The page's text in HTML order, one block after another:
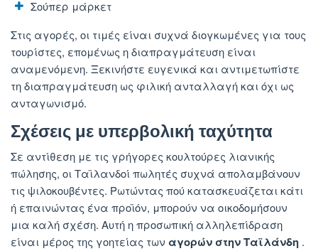
Σούπερ μάρκετ
Στις αγορές, οι τιμές είναι συχνά διογκωμένες για τους
τουρίστες, επομένως η διαπραγμάτευση είναι
αναμενόμενη. Ξεκινήστε ευγενικά και αντιμετωπίστε
τη διαπραγμάτευση ως φιλική ανταλλαγή και όχι ως
ανταγωνισμό.
Σχέσεις με υπερβολική ταχύτητα
Σε αντίθεση με τις γρήγορες κουλτούρες λιανικής
πώλησης, οι Ταϊλανδοί πωλητές συχνά απολαμβάνουν
τις ψιλοκουβέντες. Ρωτώντας πού κατασκευάζεται κάτι
ή επαινώντας ένα προϊόν, μπορούν να οικοδομήσουν
μια καλή σχέση. Αυτή η προσωπική αλληλεπίδραση
είναι μέρος της γοητείας των αγορών στην Ταϊλάνδη .